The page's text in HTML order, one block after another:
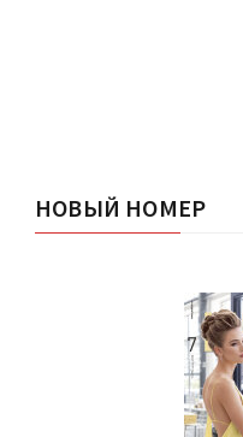
НОВЫЙ НОМЕР